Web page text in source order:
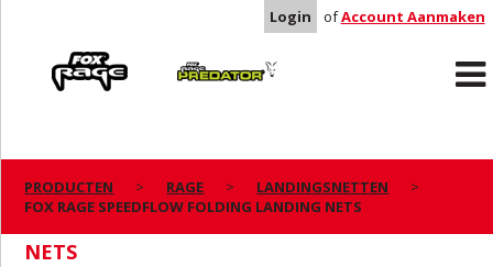
Login ofAccount Aanmaken
Predator
PRODUCTEN RAGE
LANDINGSNETTEN
FOX RAGE SPEEDFLOW FOLDING LANDING NETS
NETS